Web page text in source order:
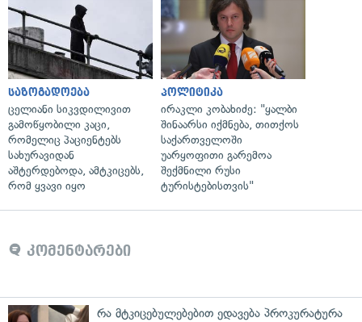
საზოგადოება
ცელიანი სიკვდილივით
გამოწყობილი კაცი,
რომელიც პაციენტებს
სახურავიდან
აშტერდებოდა, ამტკიცებს,
რომ ყვავი იყო
პოლიტიკა
ირაკლი კობახიძე: "ყალბი
შინაარსი იქმნება, თითქოს
საქართველოში
უარყოფითი გარემოა
შექმნილი რუსი
ტურისტებისთვის"
კომენტარები
რა მტკიცებულებებით ედავება პროკურატურა